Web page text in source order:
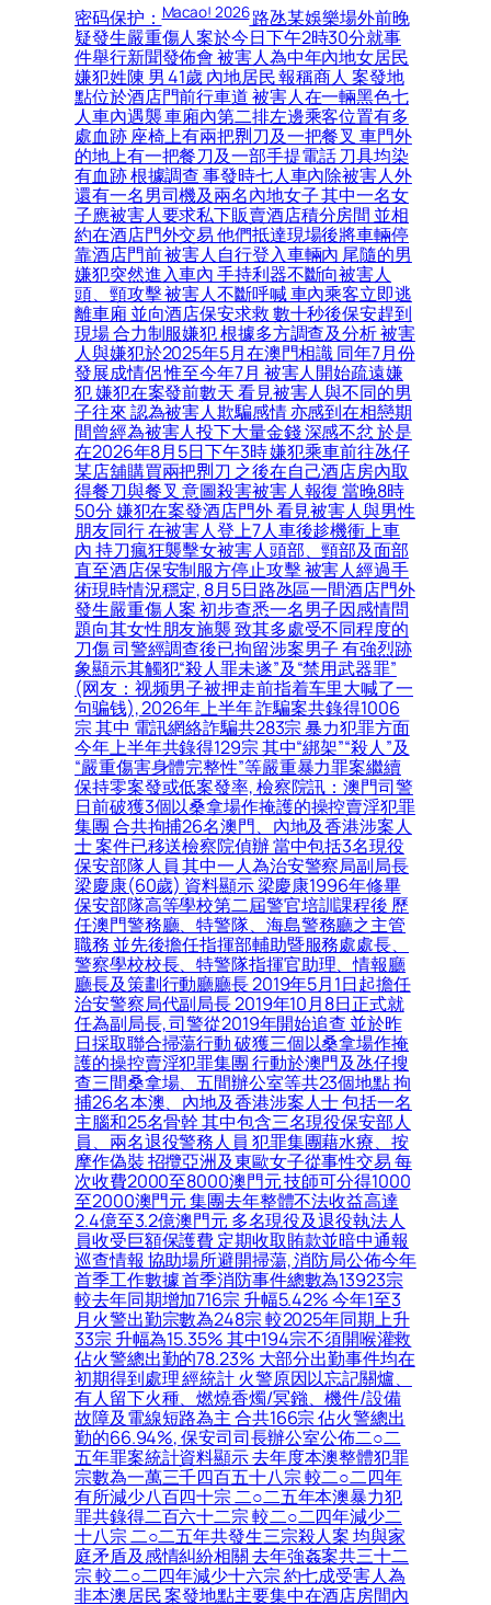
密码保护：Macao! 2026路氹某娛樂場外前晚
疑發生嚴重傷人案於今日下午2時30分就事
件舉行新聞發佈會 被害人為中年內地女居民
嫌犯姓陳 男 41歲 內地居民 報稱商人 案發地
點位於酒店門前行車道 被害人在一輛黑色七
人車內遇襲 車廂內第二排左邊乘客位置有多
處血跡 座椅上有兩把𠝹刀及一把餐叉 車門外
的地上有一把餐刀及一部手提電話 刀具均染
有血跡 根據調查 事發時七人車內除被害人外
還有一名男司機及兩名內地女子 其中一名女
子應被害人要求私下販賣酒店積分房間 並相
約在酒店門外交易 他們抵達現場後將車輛停
靠酒店門前 被害人自行登入車輛內 尾隨的男
嫌犯突然進入車內 手持利器不斷向被害人
頭、頸攻擊 被害人不斷呼喊 車內乘客立即逃
離車廂 並向酒店保安求救 數十秒後保安趕到
現場 合力制服嫌犯 根據多方調查及分析 被害
人與嫌犯於2025年5月在澳門相識 同年7月份
發展成情侶 惟至今年7月 被害人開始疏遠嫌
犯 嫌犯在案發前數天 看見被害人與不同的男
子往來 認為被害人欺騙感情 亦感到在相戀期
間曾經為被害人投下大量金錢 深感不忿 於是
在2026年8月5日下午3時 嫌犯乘車前往氹仔
某店舖購買兩把𠝹刀 之後在自己酒店房內取
得餐刀與餐叉 意圖殺害被害人報復 當晚8時
50分 嫌犯在案發酒店門外 看見被害人與男性
朋友同行 在被害人登上7人車後趁機衝上車
內 持刀瘋狂襲擊女被害人頭部、頸部及面部
直至酒店保安制服方停止攻擊 被害人經過手
術現時情況穩定, 8月5日路氹區一間酒店門外
發生嚴重傷人案 初步查悉一名男子因感情問
題向其女性朋友施襲 致其多處受不同程度的
刀傷 司警經調查後已拘留涉案男子 有強烈跡
象顯示其觸犯“殺人罪未遂”及“禁用武器罪”
(网友：视频男子被押走前指着车里大喊了一
句骗钱), 2026年上半年 詐騙案共錄得1006
宗 其中 電訊網絡詐騙共283宗 暴力犯罪方面
今年上半年共錄得129宗 其中“綁架”“殺人”及
“嚴重傷害身體完整性”等嚴重暴力罪案繼續
保持零案發或低案發率, 檢察院訊：澳門司警
日前破獲3個以桑拿場作掩護的操控賣淫犯罪
集團 合共拘捕26名澳門、內地及香港涉案人
士 案件已移送檢察院偵辦 當中包括3名現役
保安部隊人員 其中一人為治安警察局副局長
梁慶康(60歲) 資料顯示 梁慶康1996年修畢
保安部隊高等學校第二屆警官培訓課程後 歷
任澳門警務廳、特警隊、海島警務廳之主管
職務 並先後擔任指揮部輔助暨服務處處長、
警察學校校長、特警隊指揮官助理、情報廳
廳長及策劃行動廳廳長 2019年5月1日起擔任
治安警察局代副局長 2019年10月8日正式就
任為副局長, 司警從2019年開始追查 並於昨
日採取聯合掃蕩行動 破獲三個以桑拿場作掩
護的操控賣淫犯罪集團 行動於澳門及氹仔搜
查三間桑拿場、五間辦公室等共23個地點 拘
捕26名本澳、內地及香港涉案人士 包括一名
主腦和25名骨幹 其中包含三名現役保安部人
員、兩名退役警務人員 犯罪集團藉水療、按
摩作偽裝 招攬亞洲及東歐女子從事性交易 每
次收費2000至8000澳門元 技師可分得1000
至2000澳門元 集團去年整體不法收益高達
2.4億至3.2億澳門元 多名現役及退役執法人
員收受巨額保護費 定期收取賄款並暗中通報
巡查情報 協助場所避開掃蕩, 消防局公佈今年
首季工作數據 首季消防事件總數為13923宗
較去年同期增加716宗 升幅5.42% 今年1至3
月火警出勤宗數為248宗 較2025年同期上升
33宗 升幅為15.35% 其中194宗不須開喉灌救
佔火警總出勤的78.23% 大部分出勤事件均在
初期得到處理 經統計 火警原因以忘記關爐、
有人留下火種、燃燒香燭/冥鏹、機件/設備
故障及電線短路為主 合共166宗 佔火警總出
勤的66.94%, 保安司司長辦公室公佈二○二
五年罪案統計資料顯示 去年度本澳整體犯罪
宗數為一萬三千四百五十八宗 較二○二四年
有所減少八百四十宗 二○二五年本澳暴力犯
罪共錄得二百六十二宗 較二○二四年減少二
十八宗 二○二五年共發生三宗殺人案 均與家
庭矛盾及感情糾紛相關 去年強姦案共三十二
宗 較二○二四年減少十六宗 約七成受害人為
非本澳居民 案發地點主要集中在酒店房間內